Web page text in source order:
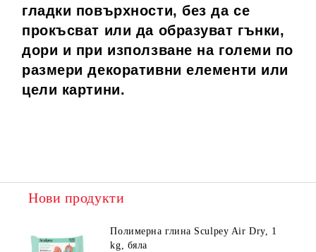
гладки повърхности, без да се
прокъсват или да образуват гънки,
дори и при използване на големи по
размери декоративни елементи или
цели картини.
Нови продукти
Полимерна глина Sculpey Air Dry, 1
kg, бяла